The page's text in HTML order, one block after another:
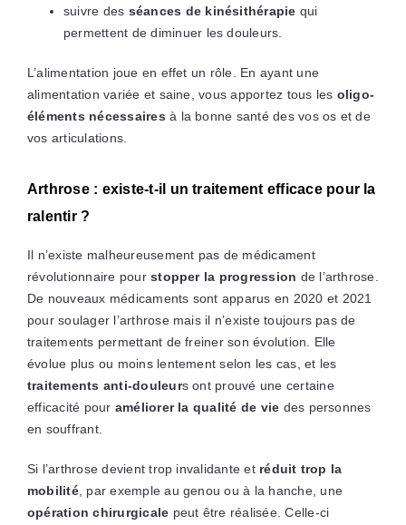
suivre des séances de kinésithérapie qui
permettent de diminuer les douleurs.
L’alimentation joue en effet un rôle. En ayant une
alimentation variée et saine, vous apportez tous les oligo-
éléments nécessaires à la bonne santé des vos os et de
vos articulations.
Arthrose : existe-t-il un traitement efficace pour la
ralentir ?
Il n’existe malheureusement pas de médicament
révolutionnaire pourstopper la progression de l’arthrose.
De nouveaux médicaments sont apparus en 2020 et 2021
pour soulager l’arthrose mais il n’existe toujours pas de
traitements permettant de freiner son évolution. Elle
évolue plus ou moins lentement selon les cas, et les
traitements anti-douleurs ont prouvé une certaine
efficacité pour améliorer la qualité de vie des personnes
en souffrant.
Si l’arthrose devient trop invalidante et réduit trop la
mobilité, par exemple au genou ou à la hanche, une
opération chirurgicale peut être réalisée. Celle-ci